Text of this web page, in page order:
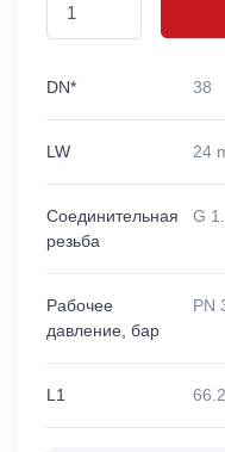
DN* 38
LW 24
Соединительная
резьба
G
Рабочее
давление, бар
PN
L1